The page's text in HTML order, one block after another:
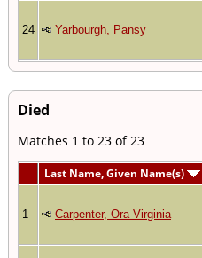
24 Yarbourgh, Pansy
Died
Matches 1 to 23 of 23
Last Name, Given Name(s)
1 Carpenter, Ora Virginia